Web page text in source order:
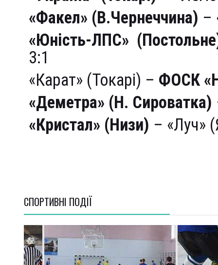
«Факел» (В.Чернеччина) –
«Юність-ЛПС»
3:1
«Карат» (Токарі) – ФОСК
«Деметра» (Н. Сироватка)
«Кристал» (Низи) – «Луч»
СПОРТИВНI ПОДІЇ